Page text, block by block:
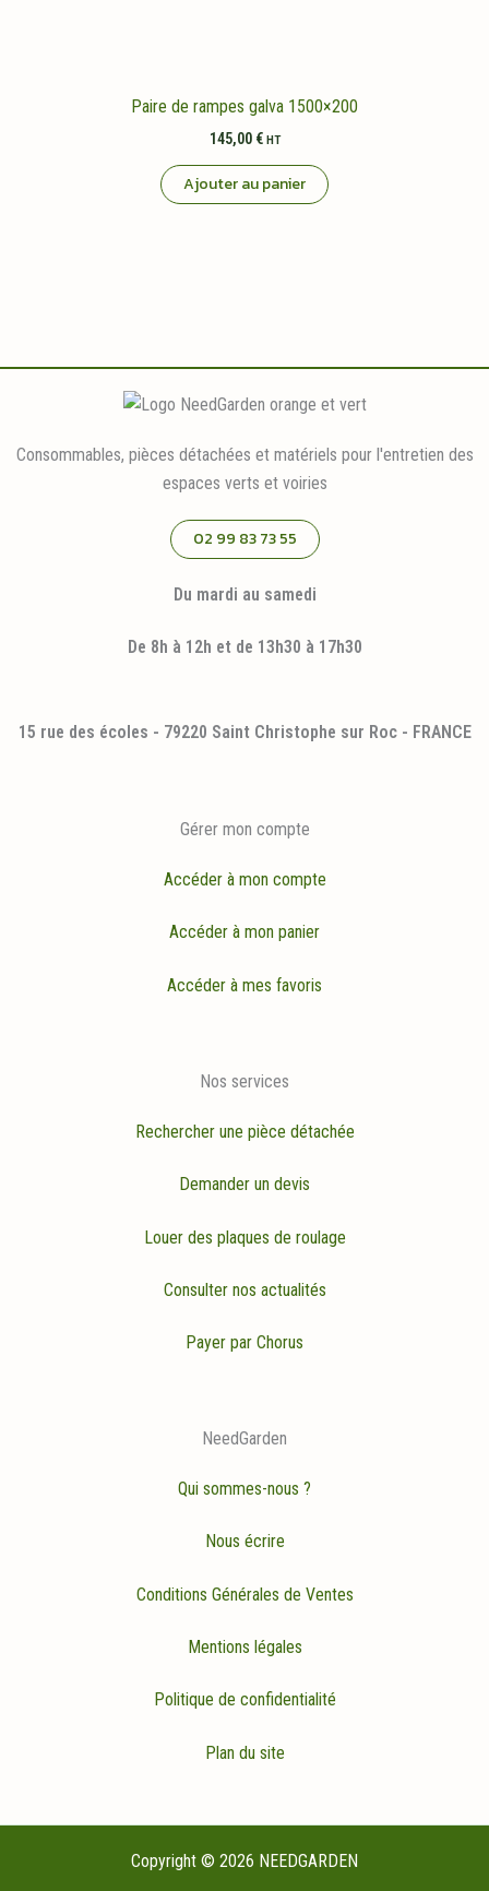
Paire de rampes galva 1500×200
145,00 € HT
Ajouter au panier
Consommables, pièces détachées et matériels pour l'entretien des
espaces verts et voiries
02 99 83 73 55
Du mardi au samedi
De 8h à 12h et de 13h30 à 17h30
15 rue des écoles - 79220 Saint Christophe sur Roc - FRANCE
Gérer mon compte
Accéder à mon compte
Accéder à mon panier
Accéder à mes favoris
Nos services
Rechercher une pièce détachée
Demander un devis
Louer des plaques de roulage
Consulter nos actualités
Payer par Chorus
NeedGarden
Qui sommes-nous ?
Nous écrire
Conditions Générales de Ventes
Mentions légales
Politique de confidentialité
Plan du site
Copyright © 2026 NEEDGARDEN